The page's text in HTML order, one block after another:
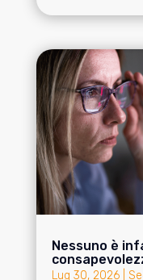
Nessuno è
Lug 30, 2026|